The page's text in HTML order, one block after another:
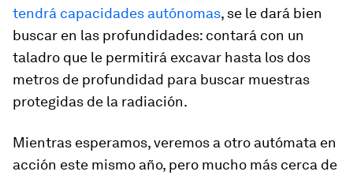
tendrá capacidades autónomas, se le dará bien
buscar en las profundidades: contará con un
taladro que le permitirá excavar hasta los dos
metros de profundidad para buscar muestras
protegidas de la radiación.
Mientras esperamos, veremos a otro autómata en
acción este mismo año, pero mucho más cerca de